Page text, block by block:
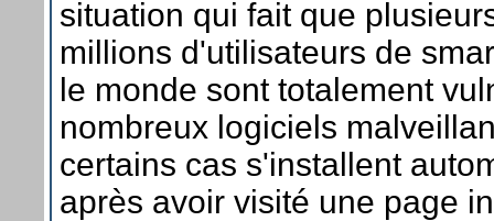
situation qui fait que
millions d'utilisateurs de
le monde sont totalement
nombreux logiciels
certains cas s'installent
après avoir visité une page